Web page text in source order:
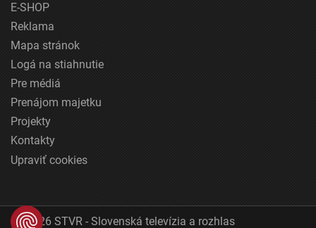
E-SHOP
Reklama
Mapa stránok
Logá na stiahnutie
Pre médiá
Prenájom majetku
Projekty
Kontakty
Upraviť cookies
© 2026 STVR - Slovenská televízia a rozhlas